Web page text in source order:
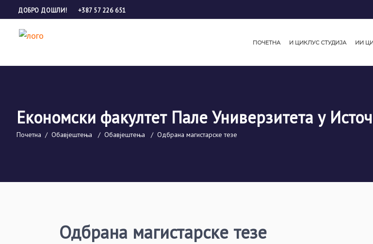
ДОБРО ДОШЛИ! +387 57 226 651
ПОЧЕТНА И ЦИКЛУС СТУДИЈА ИИ
Економски факултет Пале Универзитета у
Почетна / Обавјештења / Обавјештења / Одбрана магистарске тезе
Одбрана магистарске тезе